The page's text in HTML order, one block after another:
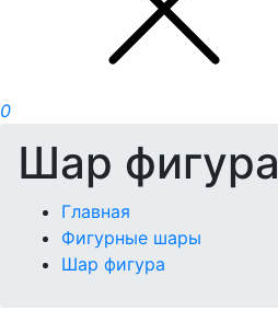
0
Шар фигура
Главная
Фигурные шары
Шар фигура